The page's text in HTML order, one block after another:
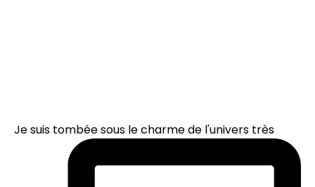
Je suis tombée sous le charme de l'univers très